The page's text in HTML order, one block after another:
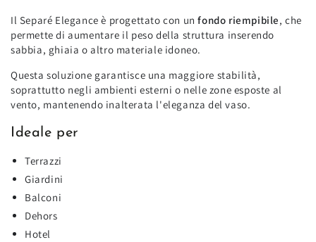
Il Separé Elegance è progettato con unfondo riempibile, che
permette di aumentare il peso della struttura inserendo
sabbia, ghiaia o altro materiale idoneo.
Questa soluzione garantisce una maggiore stabilità,
soprattutto negli ambienti esterni o nelle zone esposte al
vento, mantenendo inalterata l'eleganza del vaso.
Ideale per
Terrazzi
Giardini
Balconi
Dehors
Hotel